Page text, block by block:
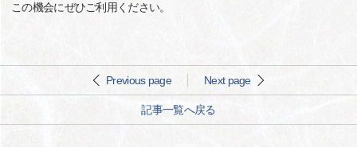
この機会にぜひご利用ください。
Previous page Next page
記事一覧へ戻る